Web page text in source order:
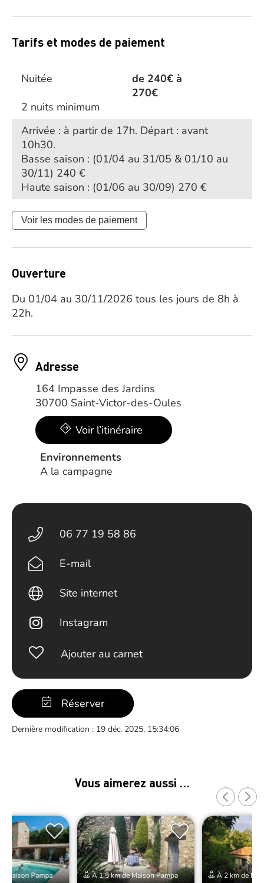
Tarifs et modes de paiement
Nuitée
de 240€ à
270€
2 nuits minimum
Arrivée : à partir de 17h. Départ : avant
10h30.
Basse saison : (01/04 au 31/05 & 01/10 au
30/11) 240 €
Haute saison : (01/06 au 30/09) 270 €
Voir les modes de paiement
Ouverture
Du 01/04 au 30/11/2026 tous les jours de 8h à
22h.
Adresse
164 Impasse des Jardins
30700 Saint-Victor-des-Oules
Voir l’itinéraire
Environnements
A la campagne
06 77 19 58 86
E-mail
Site internet
Instagram
Ajouter au carnet
Réserver
Dernière modification : 19 déc. 2025, 15:34:06
Vous aimerez aussi …
Maison Pampa À 1.5 km de Maison Pampa À 2 km de